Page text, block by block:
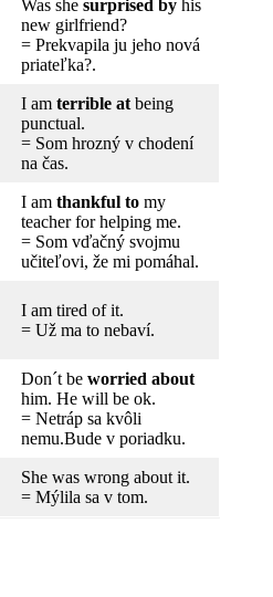
Was she surprised by his
new girlfriend?
= Prekvapila ju jeho nová
priateľka?.
I am terrible at being
punctual.
= Som hrozný v chodení
na čas.
I am thankful to my
teacher for helping me.
= Som vďačný svojmu
učiteľovi, že mi pomáhal.
I am tired of it.
= Už ma to nebaví.
Don´t be worried about
him. He will be ok.
= Netráp sa kvôli
nemu.Bude v poriadku.
She was wrong about it.
= Mýlila sa v tom.